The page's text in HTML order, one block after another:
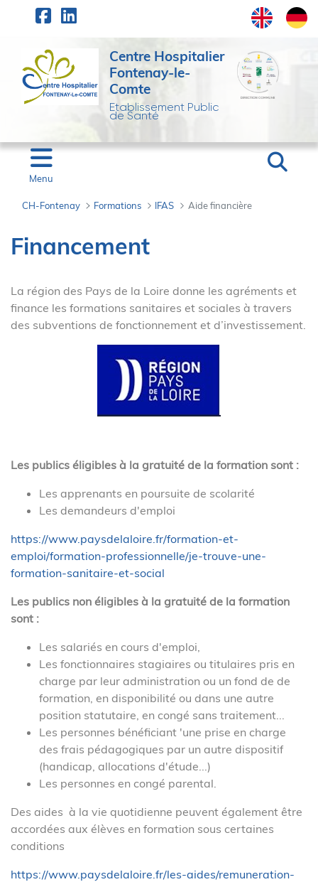
Saut au contenu principal
Centre Hospitalier
Fontenay-le-
Comte
Etablissement Public
de Santé
Menu
CH-Fontenay Formations IFAS Aide financière
Aide financière - CH-
Financement
La région des Pays de la Loire donne les agréments et
finance les formations sanitaires et sociales à travers
des subventions de fonctionnement et d’investissement.
Les publics éligibles à la gratuité de la formation sont :
Les apprenants en poursuite de scolarité
Les demandeurs d'emploi
https://www.paysdelaloire.fr/formation-et-
emploi/formation-professionnelle/je-trouve-une-
formation-sanitaire-et-social
Les publics non éligibles à la gratuité de la formation
sont :
Les salariés en cours d'emploi,
Les fonctionnaires stagiaires ou titulaires pris en
charge par leur administration ou un fond de de
formation, en disponibilité ou dans une autre
position statutaire, en congé sans traitement...
Les personnes bénéficiant 'une prise en charge
des frais pédagogiques par un autre dispositif
(handicap, allocations d'étude...)
Les personnes en congé parental.
Des aides à la vie quotidienne peuvent également être
accordées aux élèves en formation sous certaines
conditions
https://www.paysdelaloire.fr/les-aides/remuneration-
Panneau de gestion des cookies